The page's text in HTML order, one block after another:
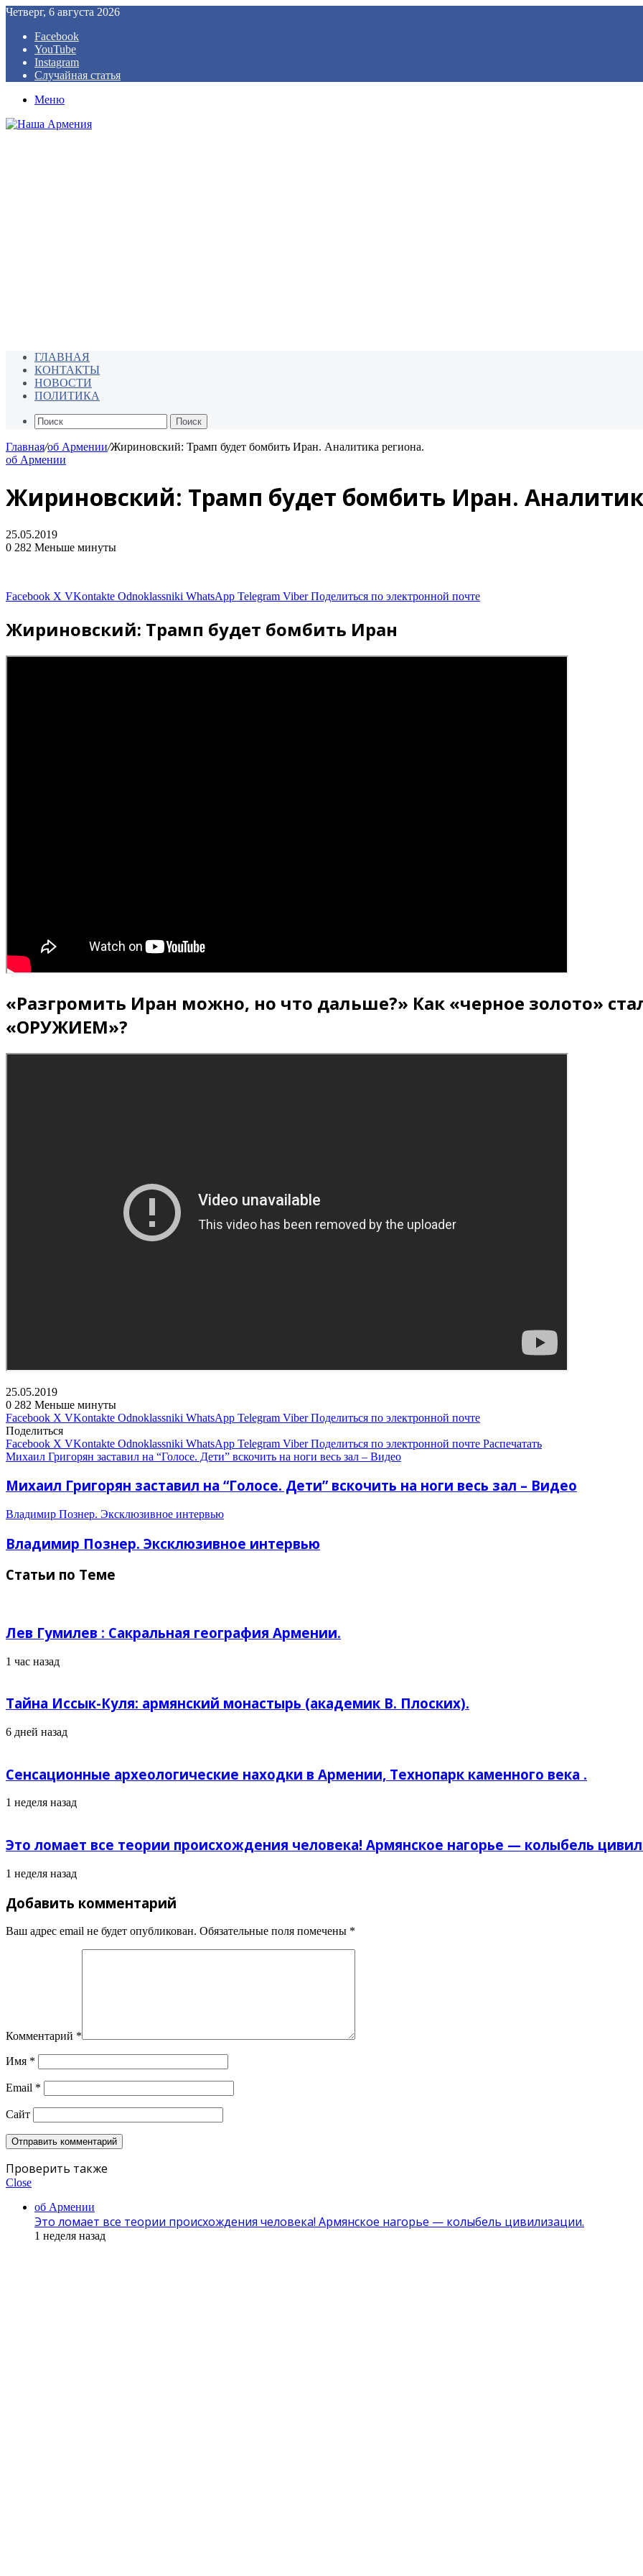
Четверг, 6 августа 2026
Facebook
YouTube
Instagram
Случайная статья
Меню
ГЛАВНАЯ
КОНТАКТЫ
НОВОСТИ
ПОЛИТИКА
Поиск
Главная/об Армении/Жириновский: Трамп будет бомбить Иран. Аналитика региона.
об Армении
Жириновский: Трамп будет бомбить Иран.
25.05.2019
0 282 Меньше минуты
Facebook X VKontakte Odnoklassniki WhatsApp Telegram Viber Поделиться по электронной почте
Жириновский: Трамп будет бомбить Иран
«Разгромить Иран можно, но что дальше?» Как «черное золото»
«ОРУЖИЕМ»?
25.05.2019
0 282 Меньше минуты
Facebook X VKontakte Odnoklassniki WhatsApp Telegram Viber Поделиться по электронной почте
Поделиться
Facebook X VKontakte Odnoklassniki WhatsApp Telegram Viber Поделиться по электронной почте Распечатать
Михаил Григорян заставил на “Голосе. Дети” вскочить на ноги весь зал – Видео
Михаил Григорян заставил на “Голосе. Дети” вскочить на ноги весь зал – Видео
Владимир Познер. Эксклюзивное интервью
Владимир Познер. Эксклюзивное интервью
Статьи по Теме
Лев Гумилев : Сакральная география Армении.
1 час назад
Тайна Иссык-Куля: армянский монастырь (академик В. Плоских).
6 дней назад
Сенсационные археологические находки в Армении, Технопарк каменного века .
1 неделя назад
Это ломает все теории происхождения человека! Армянское нагорье — колыбель
1 неделя назад
Добавить комментарий
Ваш адрес email не будет опубликован. Обязательные поля помечены *
Комментарий *
Имя *
Email *
Сайт
Проверить также
Close
об Армении
Это ломает все теории происхождения человека! Армянское нагорье — колыбель цивилизации.
1 неделя назад